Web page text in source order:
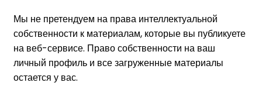
Мы не претендуем на права интеллектуальной
собственности к материалам, которые вы публикуете
на веб-сервисе. Право собственности на ваш
личный профиль и все загруженные материалы
остается у вас.